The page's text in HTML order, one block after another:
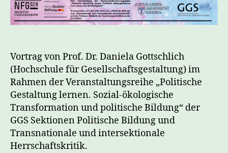
Vortrag von Prof. Dr. Daniela Gottschlich
(Hochschule für Gesellschaftsgestaltung) im
Rahmen der Veranstaltungsreihe „Politische
Gestaltung lernen. Sozial-ökologische
Transformation und politische Bildung“ der
GGS Sektionen Politische Bildung und
Transnationale und intersektionale
Herrschaftskritik.